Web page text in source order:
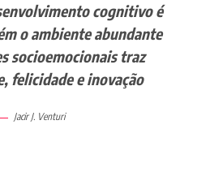
cognitivo é
o ambiente abundante
socioemocionais traz
felicidade e inovação
Jacir J. Venturi